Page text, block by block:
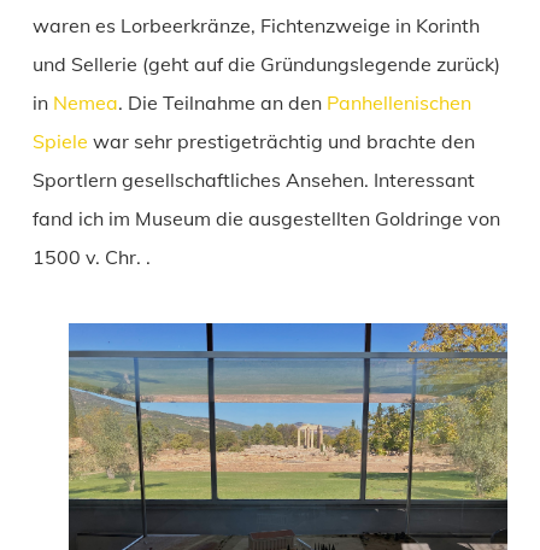
waren es Lorbeerkränze, Fichtenzweige in Korinth
und Sellerie (geht auf die Gründungslegende zurück)
in Nemea. Die Teilnahme an den Panhellenischen
Spiele war sehr prestigeträchtig und brachte den
Sportlern gesellschaftliches Ansehen. Interessant
fand ich im Museum die ausgestellten Goldringe von
1500 v. Chr. .